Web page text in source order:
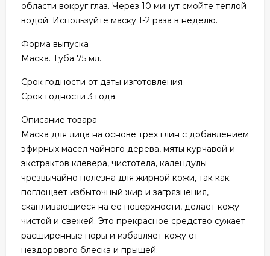
области вокруг глаз. Через 10 минут смойте теплой
водой. Используйте маску 1-2 раза в неделю.
Форма выпуска
Маска. Туба 75 мл.
Срок годности от даты изготовления
Срок годности 3 года.
Описание товара
Маска для лица на основе трех глин с добавлением
эфирных масел чайного дерева, мяты курчавой и
экстрактов клевера, чистотела, календулы
чрезвычайно полезна для жирной кожи, так как
поглощает избыточный жир и загрязнения,
скапливающиеся на ее поверхности, делает кожу
чистой и свежей. Это прекрасное средство сужает
расширенные поры и избавляет кожу от
нездорового блеска и прыщей.